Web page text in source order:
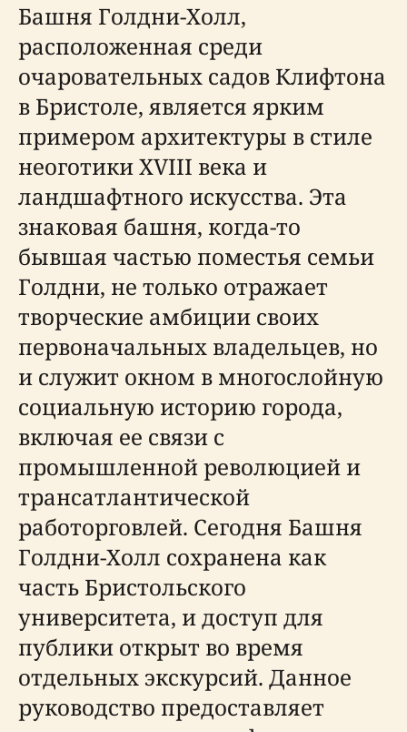
Башня Голдни-Холл,
расположенная среди
очаровательных садов Клифтона
в Бристоле, является ярким
примером архитектуры в стиле
неоготики XVIII века и
ландшафтного искусства. Эта
знаковая башня, когда-то
бывшая частью поместья семьи
Голдни, не только отражает
творческие амбиции своих
первоначальных владельцев, но
и служит окном в многослойную
социальную историю города,
включая ее связи с
промышленной революцией и
трансатлантической
работорговлей. Сегодня Башня
Голдни-Холл сохранена как
часть Бристольского
университета, и доступ для
публики открыт во время
отдельных экскурсий. Данное
руководство предоставляет